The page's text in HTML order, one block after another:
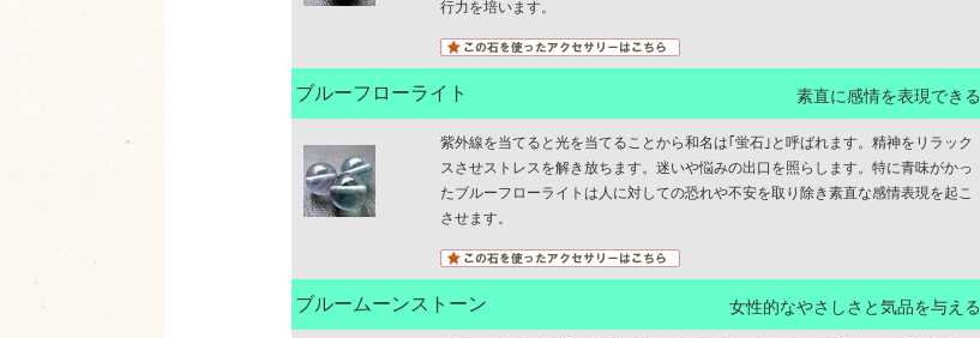
行力を培います。
ブルーフローライト 素直に感情を表現できる
紫外線を当てると光を当てることから和名は｢蛍石｣と呼ばれます。精神をリラック
スさせストレスを解き放ちます。迷いや悩みの出口を照らします。特に青味がかっ
たブルーフローライトは人に対しての恐れや不安を取り除き素直な感情表現を起こ
させます。
ブルームーンストーン 女性的なやさしさと気品を与える